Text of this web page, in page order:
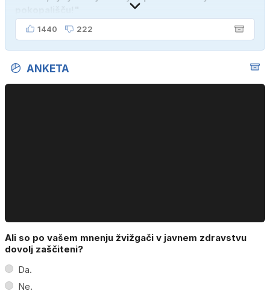
1440 222
ANKETA
Ali so po vašem mnenju žvižgači v javnem zdravstvu
dovolj zaščiteni?
Da.
Ne.